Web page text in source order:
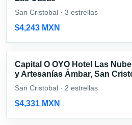
San Cristobal · 3 estrellas
$4,243 MXN
Capital O OYO Hotel Las
y Artesanías Ámbar, San
San Cristobal · 2 estrellas
$4,331 MXN